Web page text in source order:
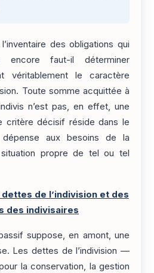
des obligations qui
encore faut-il déterminer
véritablement le caractère
Toute somme acquittée à
n’est pas, en effet, une
critère décisif réside dans le
aux besoins de la
propre de tel ou tel
de l’indivision et des
des indivisaires
suppose, en amont, une
Les dettes de l’indivision —
la conservation, la gestion